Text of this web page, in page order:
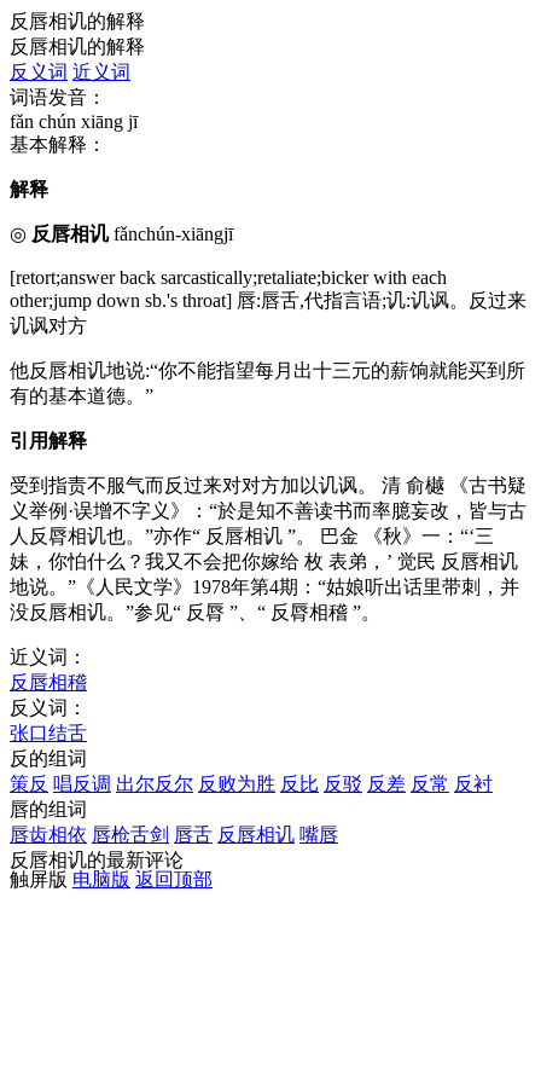
反唇相讥的解释
反唇相讥的解释
反义词 近义词
词语发音：
fǎn chún xiāng jī
基本解释：
解释
◎ 反唇相讥fǎnchún-xiāngjī
[retort;answer back sarcastically;retaliate;bicker with each
other;jump down sb.'s throat] 唇:唇舌,代指言语;讥:讥讽。反过来
讥讽对方
他反唇相讥地说:“你不能指望每月出十三元的薪饷就能买到所
有的基本道德。”
引用解释
受到指责不服气而反过来对对方加以讥讽。 清 俞樾
《古书疑
义举例·误增不字义》：“於是知不善读书而率臆妄改，皆与古
人反脣相讥也。”亦作“ 反唇相讥 ”。 巴金 《秋》一：“‘三
妹，你怕什么？我又不会把你嫁给 枚 表弟，’ 觉民 反唇相讥
地说。”《人民文学》1978年第4期：“姑娘听出话里带刺，并
没反唇相讥。”参见“ 反脣 ”、“ 反脣相稽 ”。
近义词：
反唇相稽
反义词：
张口结舌
反的组词
策反 唱反调 出尔反尔 反败为胜 反比 反驳 反差 反常 反衬
唇的组词
唇齿相依 唇枪舌剑 唇舌 反唇相讥 嘴唇
反唇相讥的最新评论
触屏版 电脑版 返回顶部